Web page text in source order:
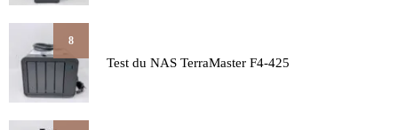
8
Test du NAS TerraMaster F4-425